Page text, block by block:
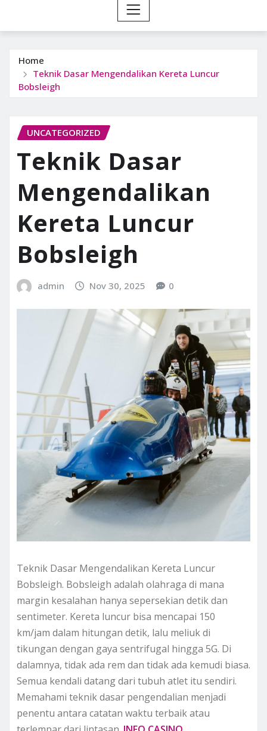
Home
Teknik Dasar Mengendalikan Kereta Luncur
Bobsleigh
UNCATEGORIZED
Teknik Dasar
Mengendalikan
Kereta Luncur
Bobsleigh
admin Nov 30, 2025 0
Teknik Dasar Mengendalikan Kereta Luncur
Bobsleigh. Bobsleigh adalah olahraga di mana
margin kesalahan hanya sepersekian detik dan
sentimeter. Kereta luncur bisa mencapai 150
km/jam dalam hitungan detik, lalu meliuk di
tikungan dengan gaya sentrifugal hingga 5G. Di
dalamnya, tidak ada rem dan tidak ada kemudi biasa.
Semua kendali datang dari tubuh atlet itu sendiri.
Memahami teknik dasar pengendalian menjadi
penentu antara catatan waktu terbaik atau